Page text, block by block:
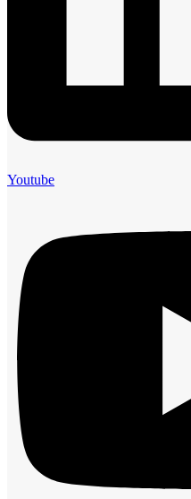
Youtube